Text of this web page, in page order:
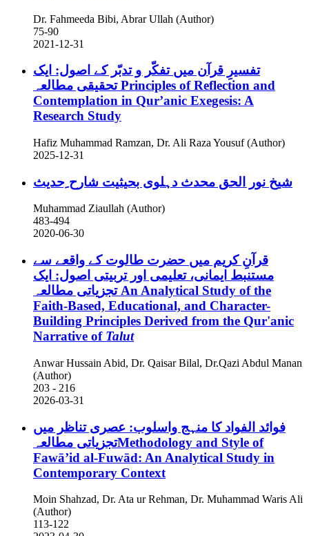
Dr. Fahmeeda Bibi, Abrar Ullah (Author)
75-90
2021-12-31
تفسیرِ قرآن میں تفکّر و تدبّر کے اصول: ایک
تحقیقی مطالعہPrinciples of Reflection and
Contemplation in Qur’anic Exegesis: A
Research Study
Hafiz Muhammad Ramzan, Dr. Ali Raza Yousuf (Author)
2025-12-31
شیخ نور الحق محدث دہلوی بحیثیت شارح ِحدیث
Muhammad Ziaullah (Author)
483-494
2020-06-30
قرآنِ کریم میں حضرت طالوت کے واقعے سے
مستنبط ایمانی، تعلیمی اور تربیتی اصول: ایک
تجزیاتی مطالعہ An Analytical Study of the
Faith-Based, Educational, and Character-
Building Principles Derived from the Qur'anic
Narrative of Talut
Anwar Hussain Abid, Dr. Qaisar Bilal, Dr.Qazi Abdul Manan
(Author)
203 - 216
2026-03-31
فوائد الفواد کا منہج واسلوب: عصری تناظر میں
تجزیاتی مطالعہMethodology and Style of
Fawā’id al-Fuwād: An Analytical Study in
Contemporary Context
Moin Shahzad, Dr. Ata ur Rehman, Dr. Muhammad Waris Ali
(Author)
113-122